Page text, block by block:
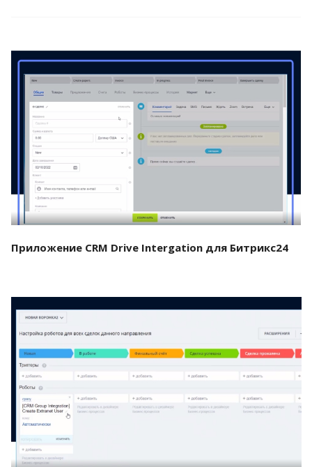
Смотреть проект
Приложение CRM Drive Intergation для Битрикс24
Смотреть проект